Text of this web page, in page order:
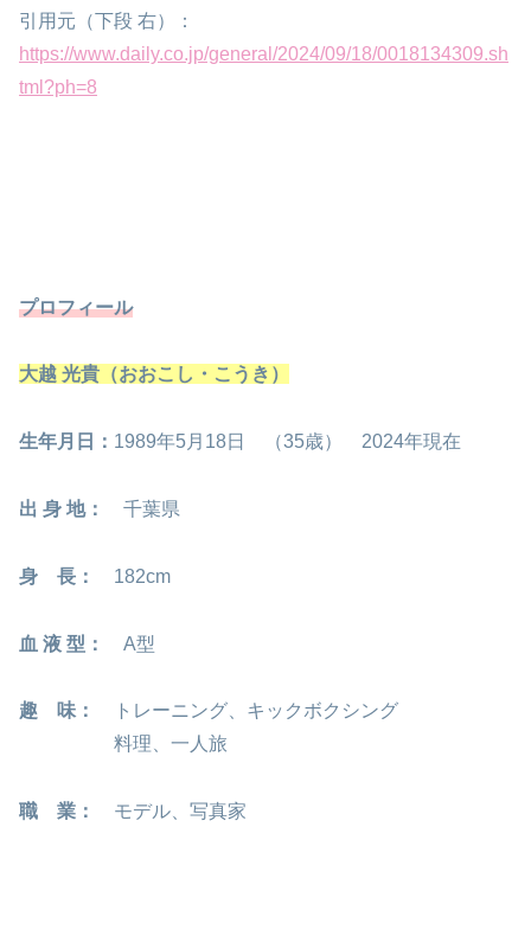
引用元（下段 右）：
https://www.daily.co.jp/general/2024/09/18/0018134309.sh
tml?ph=8
プロフィール
大越 光貴（おおこし・こうき）
生年月日： 1989年5月18日 （35歳） 2024年現在
出 身 地： 千葉県
身 長： 182cm
血 液 型： A型
趣 味：
トレーニング、キックボクシング
料理、一人旅
職 業： モデル、写真家